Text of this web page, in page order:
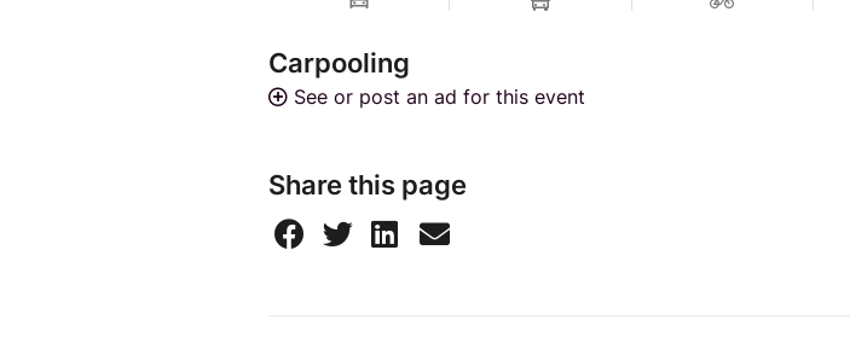
Carpooling
See or post an ad for this event
Share this page